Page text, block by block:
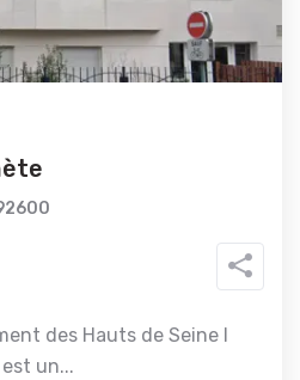
des Hauts de Seine l
est un...